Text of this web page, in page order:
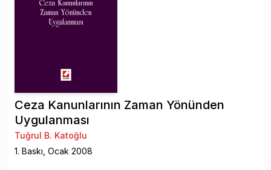
Ceza Kanunlarının Zaman Yönünden
Uygulanması
Tuğrul B. Katoğlu
1. Baskı, Ocak 2008